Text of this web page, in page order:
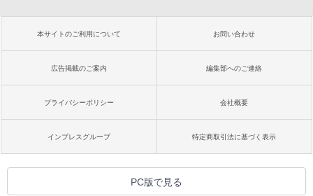
本サイトのご利用について お問い合わせ
広告掲載のご案内 編集部へのご連絡
プライバシーポリシー 会社概要
インプレスグループ 特定商取引法に基づく表示
PC版で見る